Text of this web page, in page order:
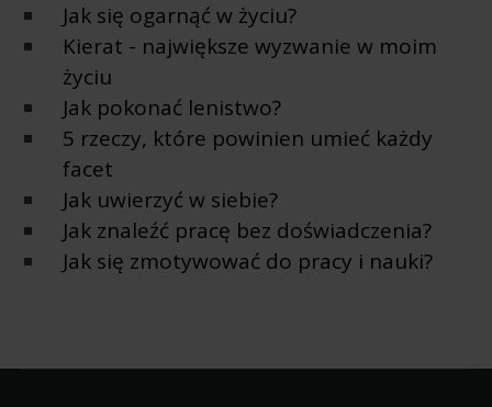
Jak się ogarnąć w życiu?
Kierat - największe wyzwanie w moim
życiu
Jak pokonać lenistwo?
5 rzeczy, które powinien umieć każdy
facet
Jak uwierzyć w siebie?
Jak znaleźć pracę bez doświadczenia?
Jak się zmotywować do pracy i nauki?